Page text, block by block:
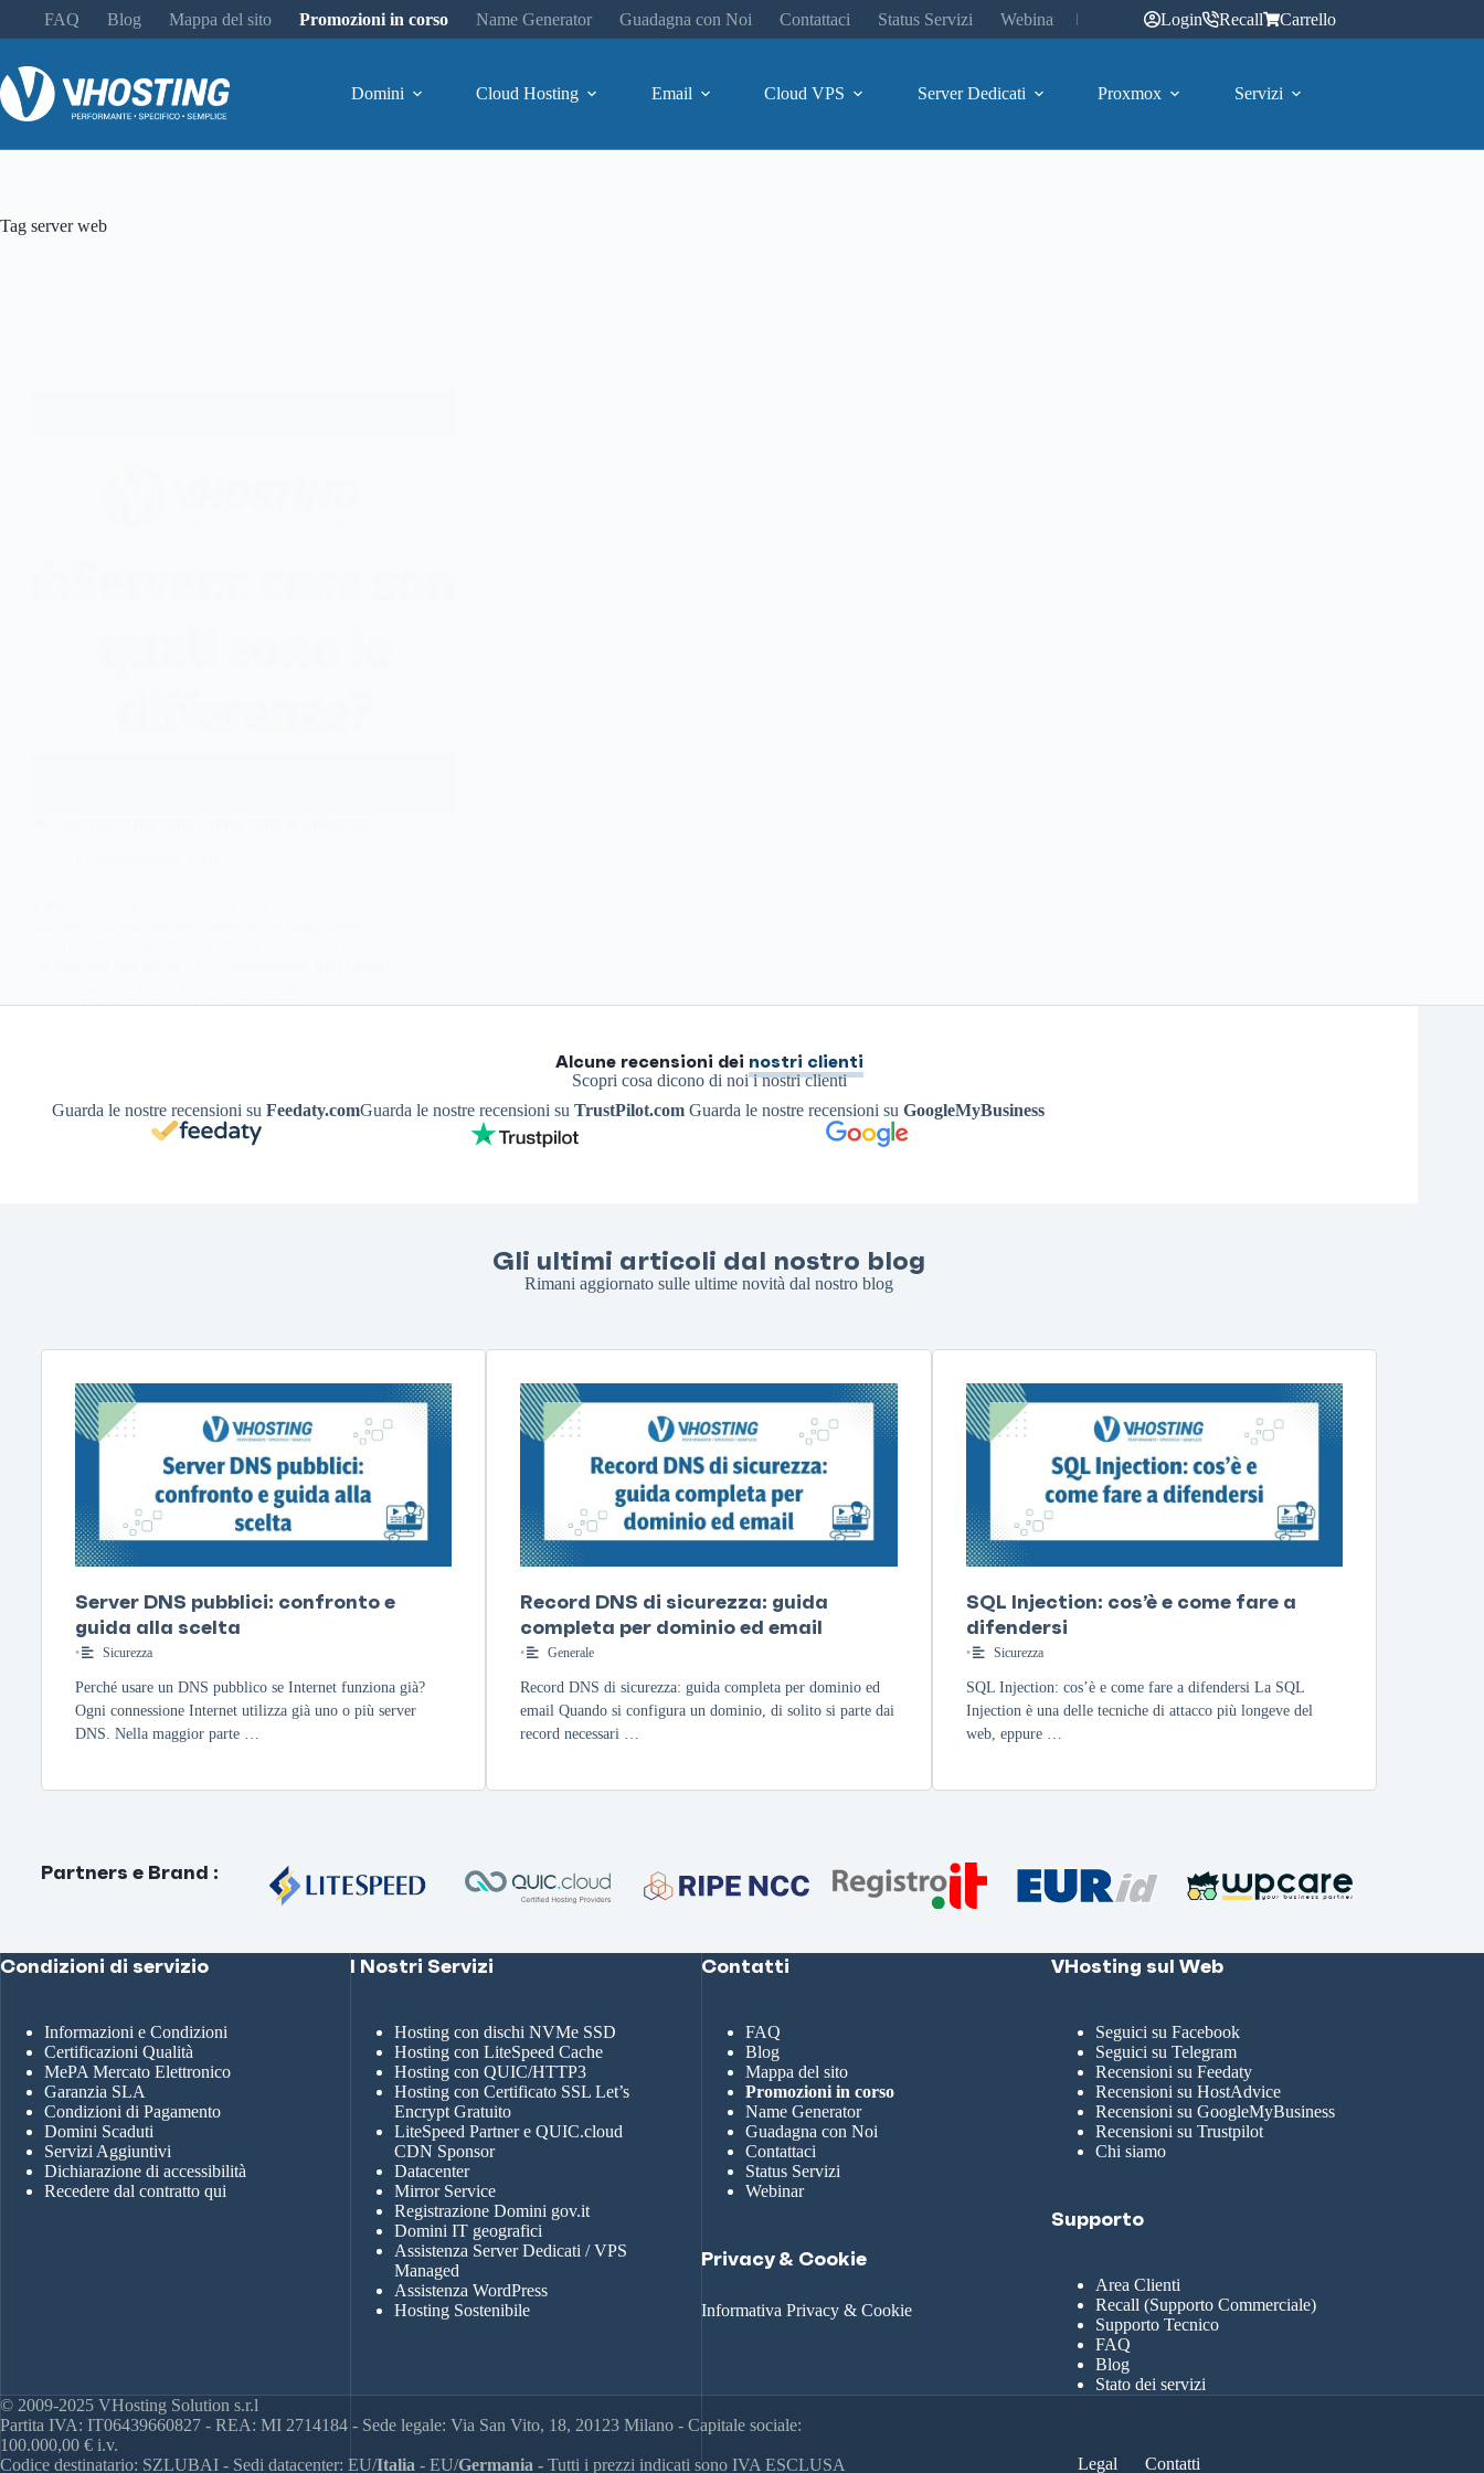
FAQ Blog Mappa del sito Promozioni in corso Name Generator Guadagna con Noi Contattaci Status Servizi Webinar Login Recall Carrello
Domini Cloud Hosting Email Cloud VPS Server Dedicati Proxmox Servizi
Tag server web
Antonello S.
11 Luglio 2022
Alcune recensioni dei nostri clienti
Scopri cosa dicono di noi i nostri clienti
Guarda le nostre recensioni suFeedaty.comGuarda le nostre recensioni suTrustPilot.com Guarda le nostre recensioni suGoogleMyBusiness
Gli ultimi articoli dal nostro blog
Rimani aggiornato sulle ultime novità dal nostro blog
Server DNS pubblici: confronto e
guida alla scelta
• Sicurezza
Perché usare un DNS pubblico se Internet funziona già?
Ogni connessione Internet utilizza già uno o più server
DNS. Nella maggior parte …
Record DNS di sicurezza: guida
completa per dominio ed email
• Generale
Record DNS di sicurezza: guida completa per dominio ed
email Quando si configura un dominio, di solito si parte dai
record necessari …
SQL Injection: cos’è e come fare a
difendersi
• Sicurezza
SQL Injection: cos’è e come fare a difendersi La SQL
Injection è una delle tecniche di attacco più longeve del
web, eppure …
Partners e Brand :
Condizioni di servizio
Informazioni e Condizioni
Certificazioni Qualità
MePA Mercato Elettronico
Garanzia SLA
Condizioni di Pagamento
Domini Scaduti
Servizi Aggiuntivi
Dichiarazione di accessibilità
Recedere dal contratto qui
I Nostri Servizi
Hosting con dischi NVMe SSD
Hosting con LiteSpeed Cache
Hosting con QUIC/HTTP3
Hosting con Certificato SSL Let’s
Encrypt Gratuito
LiteSpeed Partner e QUIC.cloud
CDN Sponsor
Datacenter
Mirror Service
Registrazione Domini gov.it
Domini IT geografici
Assistenza Server Dedicati / VPS
Managed
Assistenza WordPress
Hosting Sostenibile
Contatti
FAQ
Blog
Mappa del sito
Promozioni in corso
Name Generator
Guadagna con Noi
Contattaci
Status Servizi
Webinar
Privacy & Cookie
Informativa Privacy & Cookie
VHosting sul Web
Seguici su Facebook
Seguici su Telegram
Recensioni su Feedaty
Recensioni su HostAdvice
Recensioni su GoogleMyBusiness
Recensioni su Trustpilot
Chi siamo
Supporto
Area Clienti
Recall (Supporto Commerciale)
Supporto Tecnico
FAQ
Blog
Stato dei servizi
© 2009-2025 VHosting Solution s.r.l
Partita IVA: IT06439660827 - REA: MI 2714184 - Sede legale: Via San Vito, 18, 20123 Milano - Capitale sociale:
100.000,00 € i.v.
Codice destinatario: SZLUBAI - Sedi datacenter: EU/Italia - EU/Germania - Tutti i prezzi indicati sono IVA ESCLUSA Legal Contatti